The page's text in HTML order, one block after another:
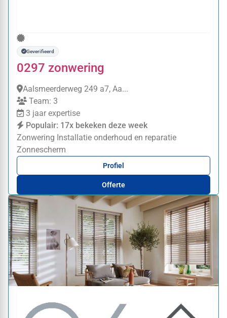
Geverifieerd
0297 zonwering
Aalsmeerderweg 249 a7, Aa...
Team: 3
3 jaar expertise
Populair: 17x bekeken deze week
Zonwering Installatie onderhoud en reparatie
Zonnescherm
Profiel
Offerte